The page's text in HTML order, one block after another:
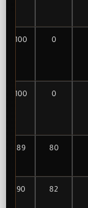
0
100
0
100
80
89
82
90